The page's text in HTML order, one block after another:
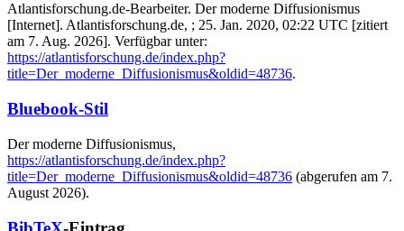
Atlantisforschung.de-Bearbeiter. Der moderne Diffusionismus
[Internet]. Atlantisforschung.de, ; 25. Jan. 2020, 02:22 UTC [zitiert
am 7. Aug. 2026]. Verfügbar unter:
https://atlantisforschung.de/index.php?
title=Der_moderne_Diffusionismus&oldid=48736.
Bluebook-Stil
Der moderne Diffusionismus,
https://atlantisforschung.de/index.php?
title=Der_moderne_Diffusionismus&oldid=48736 (abgerufen am 7.
August 2026).